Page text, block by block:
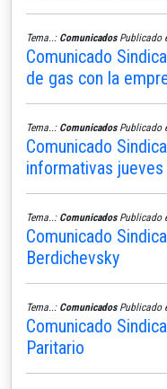
Tema..: ComunicadosPublicado
Comunicado
de gas con la
Tema..: ComunicadosPublicado
Comunicado
informativas
Tema..: ComunicadosPublicado
Comunicado
Berdichevsky
Tema..: ComunicadosPublicado
Comunicado
Paritario